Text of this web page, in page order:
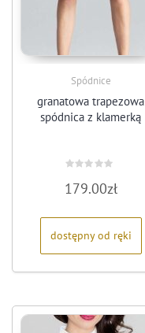
Spódnice
granatowa trapezowa
spódnica z klamerką
0
na
179.00zł
dostępny od ręki